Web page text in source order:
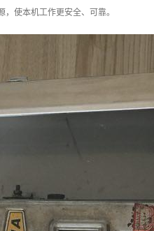
使本机工作更安全、可靠。